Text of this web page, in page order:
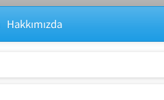
Hakkımızda